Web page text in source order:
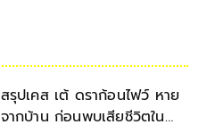
สรุปเคส เต้ ดราก้อนไฟว์ หาย
จากบ้าน ก่อนพบเสียชีวิตใน